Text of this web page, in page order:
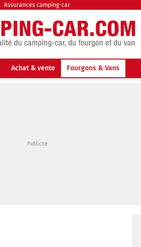
Assurances camping-car
Achat & vente Fourgons & Vans